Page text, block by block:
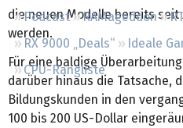
Podcast RAMageddon
RX 9000 „Deals“
Ideale
CPU-Rangliste
die neuen Modelle bereits
werden.
Für eine baldige
darüber hinaus die Tatsache,
Bildungskunden in den
100 bis 200 US-Dollar